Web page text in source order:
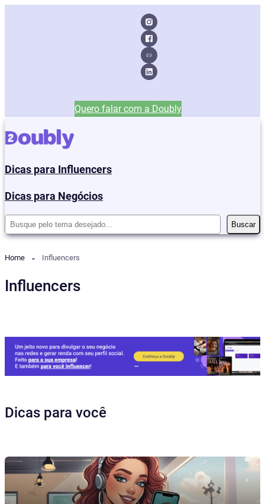
Quero falar com a Doubly
Dicas para Influencers
Dicas para Negócios
Pesquisar Buscar
Home Influencers
Influencers
Dicas para você